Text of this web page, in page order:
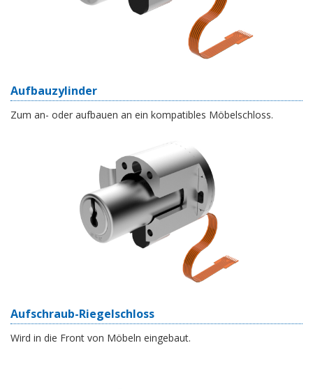
Aufbauzylinder
Zum an- oder aufbauen an ein kompatibles Möbelschloss.
Aufschraub-Riegelschloss
Wird in die Front von Möbeln eingebaut.